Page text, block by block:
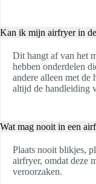
Kan ik mijn airfryer in
Dit hangt af van het
hebben onderdelen
andere alleen met de
altijd de handleiding
Wat mag nooit in een
Plaats nooit blikjes,
airfryer, omdat deze
veroorzaken.